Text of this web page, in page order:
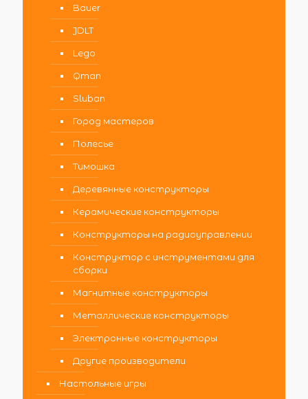
Bauer
JDLT
Lego
Qman
Sluban
Город мастеров
Полесье
Тимошка
Деревянные конструкторы
Керамические конструкторы
Конструкторы на радиоуправлении
Конструктор с инструментами для
сборки
Магнитные конструкторы
Металлические конструкторы
Электронные конструкторы
Другие производители
Настольные игры